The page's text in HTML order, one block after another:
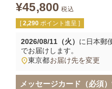
¥45,800 税込
[ 2,290 ポイント進呈 ]
2026/08/11（火） に 日本郵
でお届けします。
東京都お届け先を変更
メッセージカード（必須）